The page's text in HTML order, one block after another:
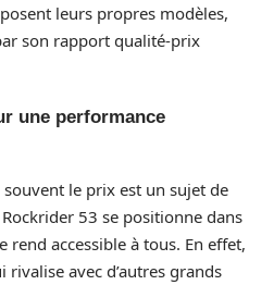
leurs propres modèles,
son rapport qualité-prix
une performance
souvent le prix est un sujet de
53 se positionne dans
accessible à tous. En effet,
avec d’autres grands